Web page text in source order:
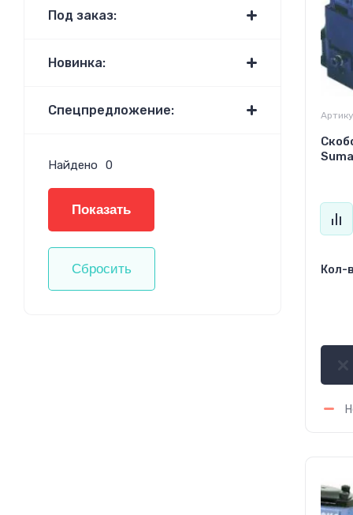
Под заказ:
Новинка:
Спецпредложение:
Найдено 0
Показать
Сбросить Кол-